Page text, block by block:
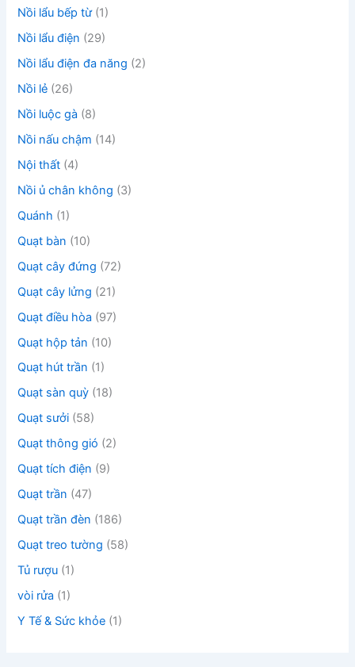
Nồi lẩu bếp từ (1)
Nồi lẩu điện (29)
Nồi lẩu điện đa năng (2)
Nồi lẻ (26)
Nồi luộc gà (8)
Nồi nấu chậm (14)
Nội thất (4)
Nồi ủ chân không (3)
Quánh (1)
Quạt bàn (10)
Quạt cây đứng (72)
Quạt cây lửng (21)
Quạt điều hòa (97)
Quạt hộp tản (10)
Quạt hút trần (1)
Quạt sàn quỳ (18)
Quạt sưởi (58)
Quạt thông gió (2)
Quạt tích điện (9)
Quạt trần (47)
Quạt trần đèn (186)
Quạt treo tường (58)
Tủ rượu (1)
vòi rửa (1)
Y Tế & Sức khỏe (1)